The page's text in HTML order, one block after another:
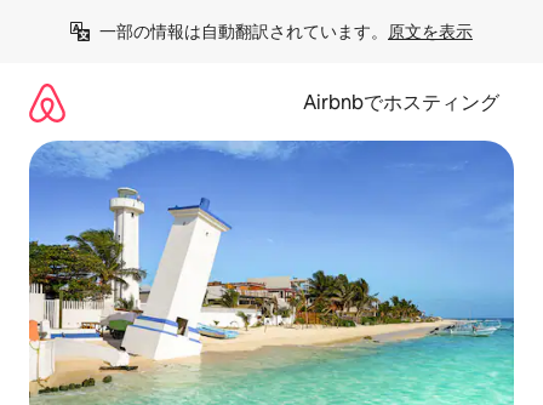
一部の情報は自動翻訳されています。 原文を表示
Airbnbでホスティング